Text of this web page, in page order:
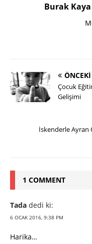
Burak
ÖNCEKI
Çocuk
Gelişimi
İskenderle Ayran
1 COMMENT
Tada dedi ki:
6 OCAK 2016, 9:38 PM
Harika…